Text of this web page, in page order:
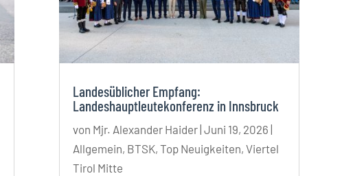
Landesüblicher Empfang:
Landeshauptleutekonferenz in Innsbruck
von Mjr. Alexander Haider| Juni 19, 2026 |
Allgemein, BTSK, Top Neuigkeiten, Viertel
Tirol Mitte